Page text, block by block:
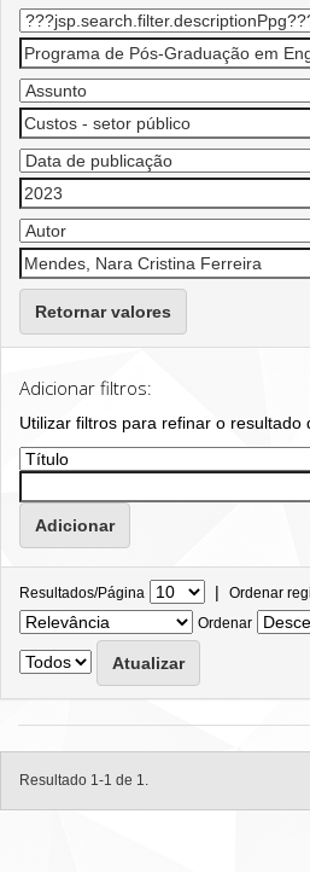
Retornar valores
Adicionar filtros:
Utilizar filtros para refinar o resultado
Resultados/Página | Ordenar
Ordenar
Resultado 1-1 de 1.